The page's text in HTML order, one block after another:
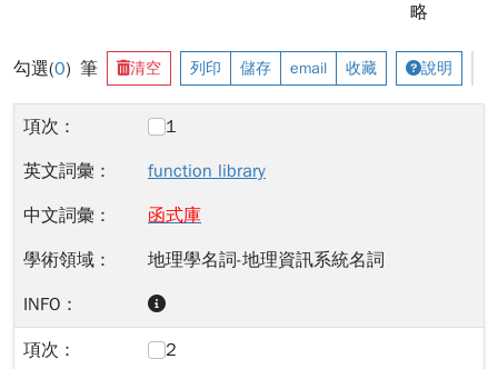
略
勾選(0) 筆 清空 列印 儲存 email 收藏 說明
1
function library
函式庫
地理學名詞-地理資訊系統名詞
2